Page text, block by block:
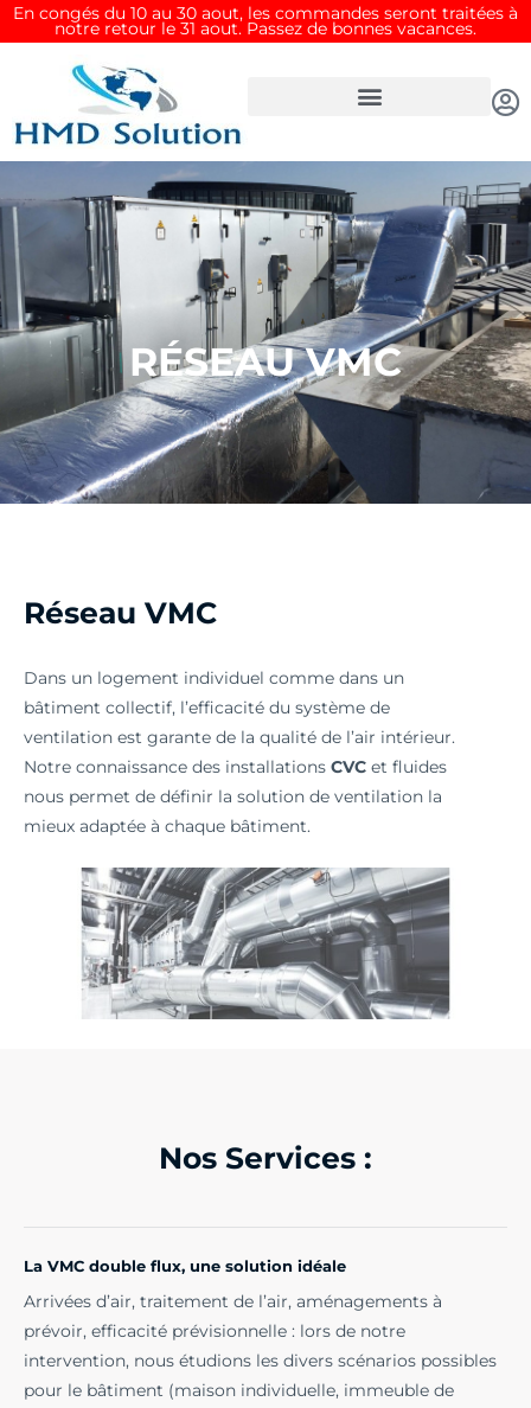
En congés du 10 au 30 aout, les commandes seront traitées à
notre retour le 31 aout. Passez de bonnes vacances.
Aller
au
RÉSEAU VMC
Réseau VMC
Dans un logement individuel comme dans un
bâtiment collectif, l’efficacité du système de
ventilation est garante de la qualité de l’air intérieur.
Notre connaissance des installations CVC et fluides
nous permet de définir la solution de ventilation la
mieux adaptée à chaque bâtiment.
Nos Services :
La VMC double flux, une solution idéale
Arrivées d’air, traitement de l’air, aménagements à
prévoir, efficacité prévisionnelle : lors de notre
intervention, nous étudions les divers scénarios possibles
pour le bâtiment (maison individuelle, immeuble de